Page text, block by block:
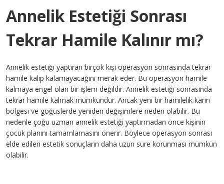
Annelik Estetiği Sonrası
Tekrar Hamile Kalınır mı?
Annelik estetiği yaptıran birçok kişi operasyon sonrasında tekrar
hamile kalıp kalamayacağını merak eder. Bu operasyon hamile
kalmaya engel olan bir işlem değildir. Annelik estetiği sonrasında
tekrar hamile kalmak mümkündür. Ancak yeni bir hamilelik karın
bölgesi ve göğüslerde yeniden değişimlere neden olabilir. Bu
nedenle çoğu uzman annelik estetiği yaptırmadan önce kişinin
çocuk planını tamamlamasını önerir. Böylece operasyon sonrası
elde edilen estetik sonuçların daha uzun süre korunması mümkün
olabilir.